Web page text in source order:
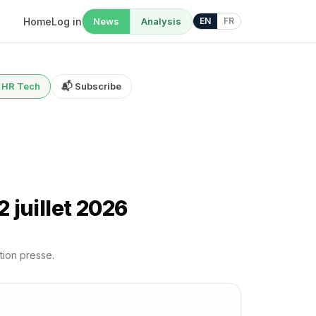
HomeLog in News Analysis EN FR
Tech 📬 Subscribe
juillet 2026
presse.